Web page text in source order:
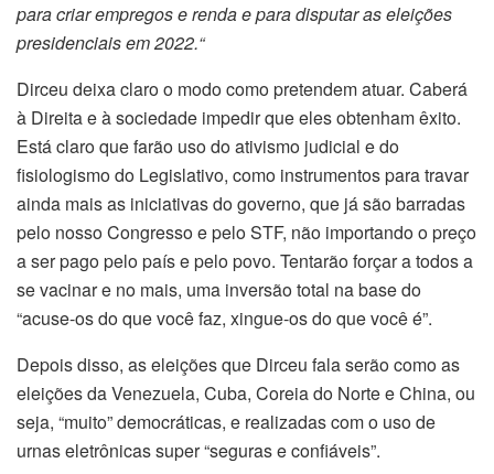
para criar empregos e renda e para disputar as eleições
presidenciais em 2022.“
Dirceu deixa claro o modo como pretendem atuar. Caberá
à Direita e à sociedade impedir que eles obtenham êxito.
Está claro que farão uso do ativismo judicial e do
fisiologismo do Legislativo, como instrumentos para travar
ainda mais as iniciativas do governo, que já são barradas
pelo nosso Congresso e pelo STF, não importando o preço
a ser pago pelo país e pelo povo. Tentarão forçar a todos a
se vacinar e no mais, uma inversão total na base do
“acuse-os do que você faz, xingue-os do que você é”.
Depois disso, as eleições que Dirceu fala serão como as
eleições da Venezuela, Cuba, Coreia do Norte e China, ou
seja, “muito” democráticas, e realizadas com o uso de
urnas eletrônicas super “seguras e confiáveis”.